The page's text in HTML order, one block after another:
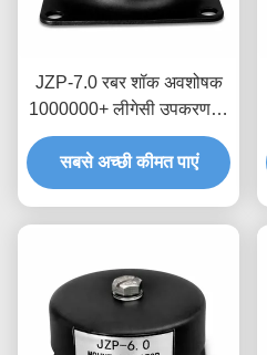
JZP-7.0 रबर शॉक अवशोषक
1000000+ लीगेसी उपकरण के
लिए साइकिल थकान परीक्षण
ड्रॉप-इन रेट्रोफिट डैम्पर
सबसे अच्छी कीमत पाएं